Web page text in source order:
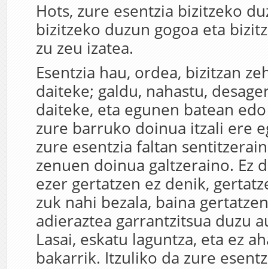
Hots, zure esentzia bizitzeko
bizitzeko duzun gogoa eta
zu zeu izatea.
Esentzia hau, ordea, bizitzan
daiteke; galdu, nahastu,
daiteke, eta egunen batean
zure barruko doinua itzali ere
zure esentzia faltan
zenuen doinua galtzeraino. Ez
ezer gertatzen ez denik,
zuk nahi bezala, baina
adieraztea garrantzitsua duzu
Lasai, eskatu laguntza, eta ez
bakarrik. Itzuliko da zure